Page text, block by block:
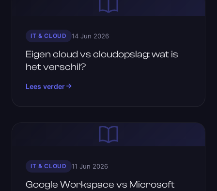
IT & CLOUD 14 Jun 2026
Eigen cloud vs cloudopslag: wat is
het verschil?
Lees verder
IT & CLOUD 11 Jun 2026
Google Workspace vs Microsoft